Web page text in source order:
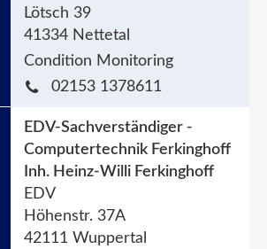
Lötsch 39
41334 Nettetal
Condition Monitoring
02153 1378611
EDV-Sachverständiger -
Computertechnik Ferkinghoff
Inh. Heinz-Willi Ferkinghoff
EDV
Höhenstr. 37A
42111 Wuppertal